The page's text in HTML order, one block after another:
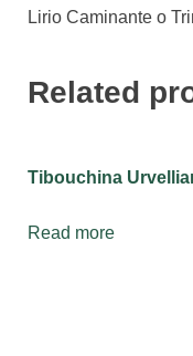
Lirio Caminante o
Related
Tibouchina
Read more